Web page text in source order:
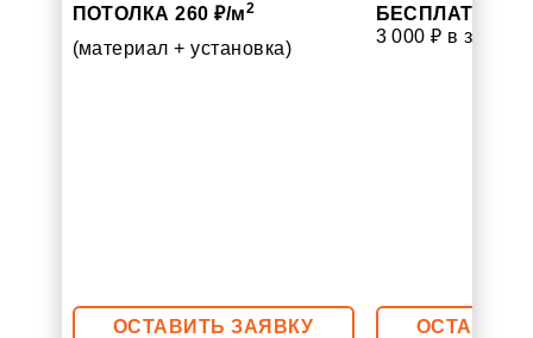
ПОТОЛКА260₽/м2
(материал + установка)
ОСТАВИТЬ ЗАЯВКУ
БЕСПЛАТНО
3 000 ₽ в заказе
ОСТАВИТЬ